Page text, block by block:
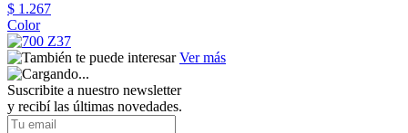
$ 1.267
Color
Ver más
Suscribite a nuestro newsletter
y recibí las últimas novedades.